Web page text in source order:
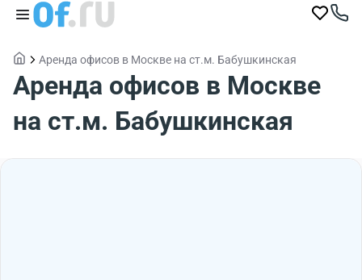
Аренда офисов в Москве на ст.м. Бабушкинская
Аренда офисов в Москве
на ст.м. Бабушкинская